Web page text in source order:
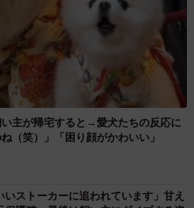
主が帰宅すると→愛犬たちの反応に
（笑）」「困り顔がかわいい」
いストーカーに追われています」甘え